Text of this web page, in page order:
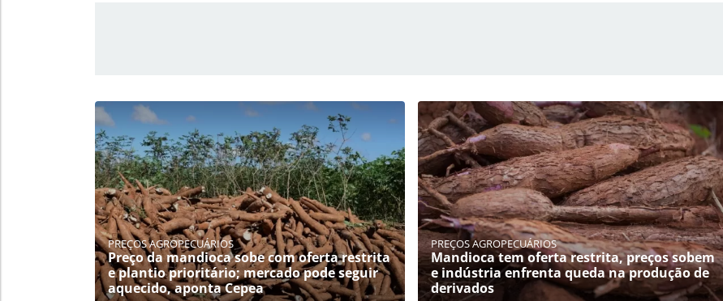
PREÇOS AGROPECUÁRIOS
Preço da mandioca sobe com oferta restrita
e plantio prioritário; mercado pode seguir
aquecido, aponta Cepea
PREÇOS AGROPECUÁRIOS
Mandioca tem oferta restrita, preços sobem
e indústria enfrenta queda na produção de
derivados